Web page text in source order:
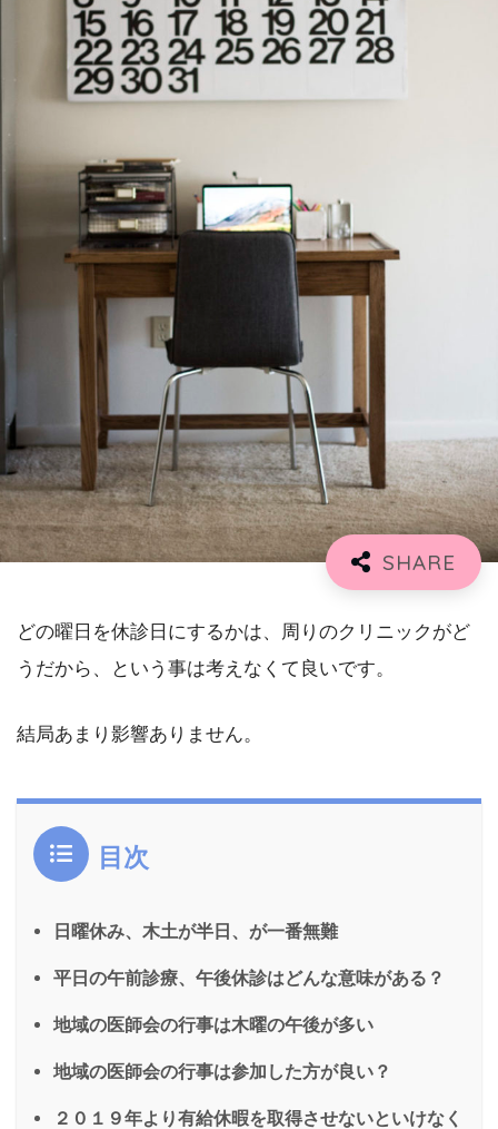
どの曜日を休診日にするかは、周りのクリニックがど
うだから、という事は考えなくて良いです。
結局あまり影響ありません。
目次
日曜休み、木土が半日、が一番無難
平日の午前診療、午後休診はどんな意味がある？
地域の医師会の行事は木曜の午後が多い
地域の医師会の行事は参加した方が良い？
２０１９年より有給休暇を取得させないといけなく